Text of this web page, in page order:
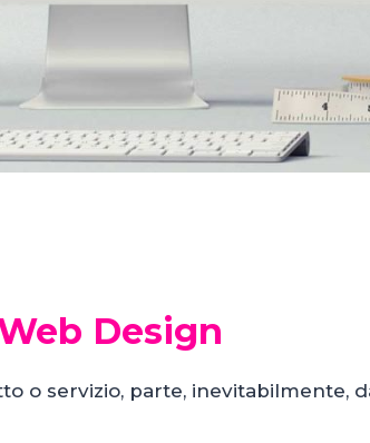
Design
o servizio, parte, inevitabilmente,